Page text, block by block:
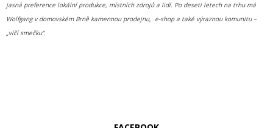
jasná preference lokální produkce, místních zdrojů a lidí. Po deseti letech na trhu má
Wolfgang v domovském Brně kamennou prodejnu, e-shop a také výraznou komunitu –
„vlčí smečku“.